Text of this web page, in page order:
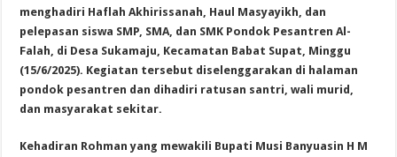
menghadiri Haflah Akhirissanah, Haul Masyayikh, dan
pelepasan siswa SMP, SMA, dan SMK Pondok Pesantren Al-
Falah, di Desa Sukamaju, Kecamatan Babat Supat, Minggu
(15/6/2025). Kegiatan tersebut diselenggarakan di halaman
pondok pesantren dan dihadiri ratusan santri, wali murid,
dan masyarakat sekitar.
Kehadiran Rohman yang mewakili Bupati Musi Banyuasin H M